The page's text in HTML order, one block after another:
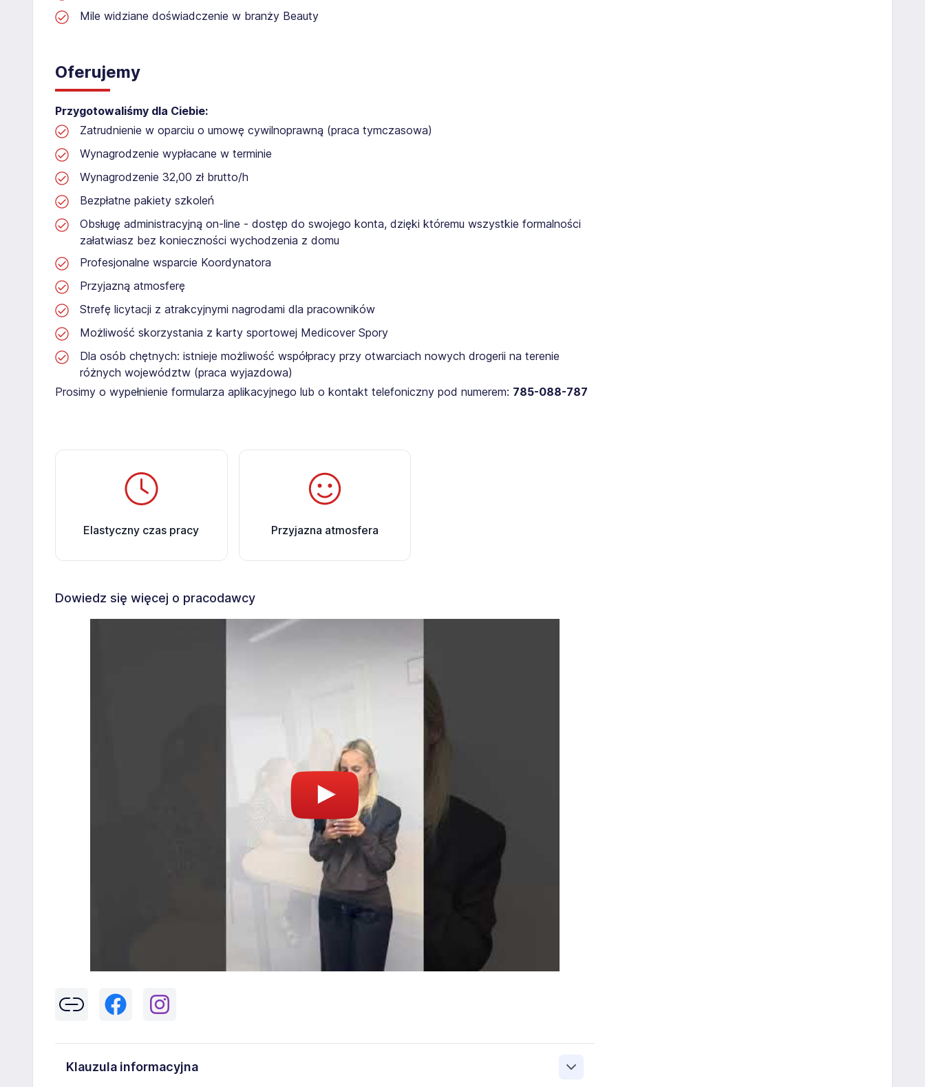
Mile widziane doświadczenie w branży Beauty
Oferujemy
Przygotowaliśmy dla Ciebie:
Zatrudnienie w oparciu o umowę cywilnoprawną (praca tymczasowa)
Wynagrodzenie wypłacane w terminie
Wynagrodzenie 32,00 zł brutto/h
Bezpłatne pakiety szkoleń
Obsługę administracyjną on-line - dostęp do swojego konta, dzięki któremu wszystkie formalności
załatwiasz bez konieczności wychodzenia z domu
Profesjonalne wsparcie Koordynatora
Przyjazną atmosferę
Strefę licytacji z atrakcyjnymi nagrodami dla pracowników
Możliwość skorzystania z karty sportowej Medicover Spory
Dla osób chętnych: istnieje możliwość współpracy przy otwarciach nowych drogerii na terenie
różnych województw (praca wyjazdowa)
Prosimy o wypełnienie formularza aplikacyjnego lub o kontakt telefoniczny pod numerem: 785-088-787
Elastyczny czas pracy Przyjazna atmosfera
Dowiedz się więcej o pracodawcy
Klauzula informacyjna